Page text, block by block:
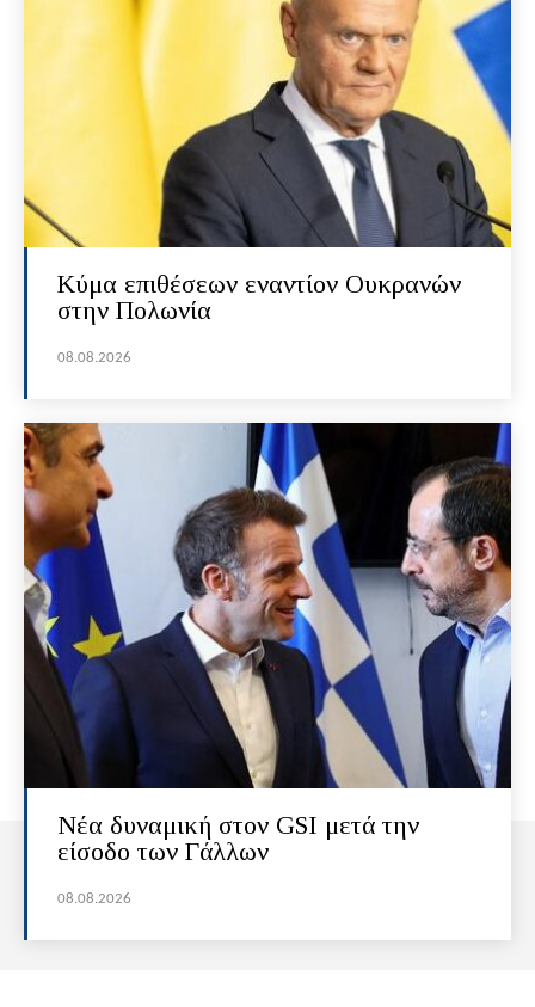
Κύμα επιθέσεων εναντίον Ουκρανών
στην Πολωνία
08.08.2026
Νέα δυναμική στον GSI μετά την
είσοδο των Γάλλων
08.08.2026